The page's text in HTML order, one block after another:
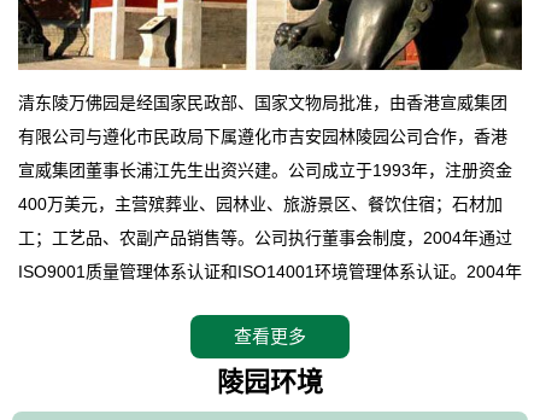
清东陵万佛园是经国家民政部、国家文物局批准，由香港宣威集团
有限公司与遵化市民政局下属遵化市吉安园林陵园公司合作，香港
宣威集团董事长浦江先生出资兴建。公司成立于1993年，注册资金
400万美元，主营殡葬业、园林业、旅游景区、餐饮住宿；石材加
工；工艺品、农副产品销售等。公司执行董事会制度，2004年通过
ISO9001质量管理体系认证和ISO14001环境管理体系认证。2004年
拥有4A级旅游区头衔的花园式陵园，园内建有四星级酒店一座。
万佛园位于遵化市境内，座落在世界文化遗产清东陵地形墙内，地
形绝佳，地理位置优越，交通便利。公司以“建设全国顶级人生后花
查看更多
陵园环境